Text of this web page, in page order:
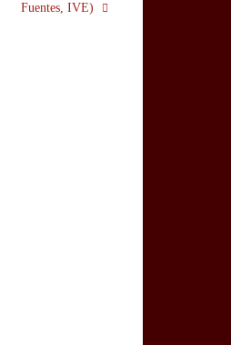
Fuentes, IVE)